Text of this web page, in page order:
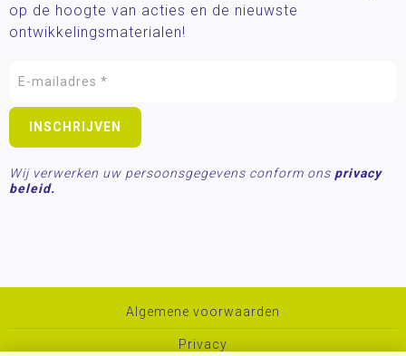
op de hoogte van acties en de nieuwste
ontwikkelingsmaterialen!
Wij verwerken uw persoonsgegevens conform ons privacy
beleid.
Algemene voorwaarden
Privacy